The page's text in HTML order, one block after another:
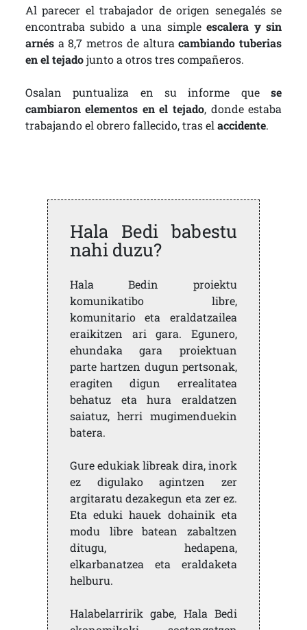
Al parecer el trabajador de origen senegalés se
encontraba subido a una simpleescalera y sin
arnésa 8,7 metros de altura cambiando tuberias
en el tejadojunto a otros tres compañeros.
Osalan puntualiza en su informe quese
cambiaron elementos en el tejado, donde estaba
trabajando el obrero fallecido, tras el accidente.
Hala Bedi babestu
nahi duzu?
Hala Bedin proiektu
komunikatibo libre,
komunitario eta eraldatzailea
eraikitzen ari gara. Egunero,
ehundaka gara proiektuan
parte hartzen dugun pertsonak,
eragiten digun errealitatea
behatuz eta hura eraldatzen
saiatuz, herri mugimenduekin
batera.
Gure edukiak libreak dira, inork
ez digulako agintzen zer
argitaratu dezakegun eta zer ez.
Eta eduki hauek dohainik eta
modu libre batean zabaltzen
ditugu, hedapena,
elkarbanatzea eta eraldaketa
helburu.
Halabelarririk gabe, Hala Bedi